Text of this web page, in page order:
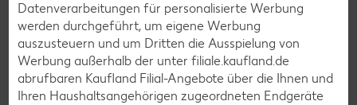
Smoothie-Rezepte
Bowle-Rezepte
Cocktail-Rezepte
Datenverarbeitungen für personalisierte Werbung
werden durchgeführt, um eigene Werbung
auszusteuern und um Dritten die Ausspielung von
Werbung außerhalb der unter filiale.kaufland.de
abrufbaren Kaufland Filial-Angebote über die Ihnen und
Ihren Haushaltsangehörigen zugeordneten Endgeräte